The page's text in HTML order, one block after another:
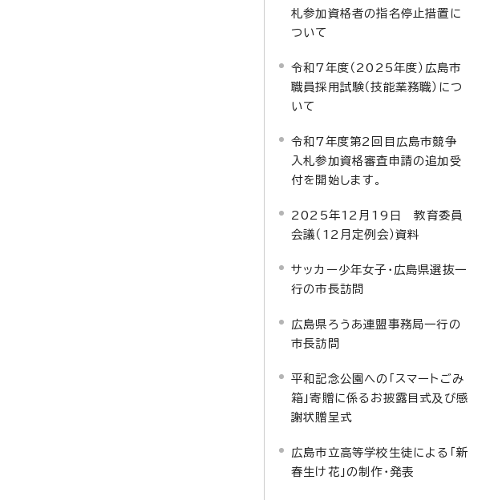
札参加資格者の指名停止措置に
ついて
令和7年度（2025年度）広島市
職員採用試験（技能業務職）につ
いて
令和7年度第2回目広島市競争
入札参加資格審査申請の追加受
付を開始します。
2025年12月19日 教育委員
会議（12月定例会）資料
サッカー少年女子・広島県選抜一
行の市長訪問
広島県ろうあ連盟事務局一行の
市長訪問
平和記念公園への「スマートごみ
箱」寄贈に係るお披露目式及び感
謝状贈呈式
広島市立高等学校生徒による「新
春生け花」の制作・発表